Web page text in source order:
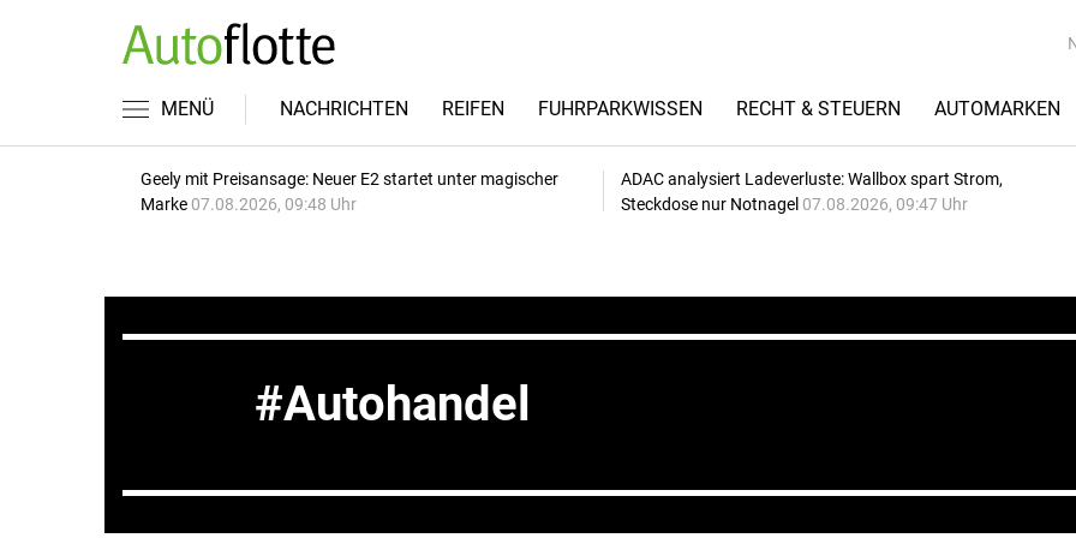
MENÜ NACHRICHTEN REIFEN FUHRPARKWISSEN RECHT & STEUERN AUTOMARKEN
Geely mit Preisansage: Neuer E2 startet unter magischer
Marke 07.08.2026, 09:48 Uhr
ADAC analysiert Ladeverluste: Wallbox spart Strom,
Steckdose nur Notnagel 07.08.2026, 09:47 Uhr
Autohandel